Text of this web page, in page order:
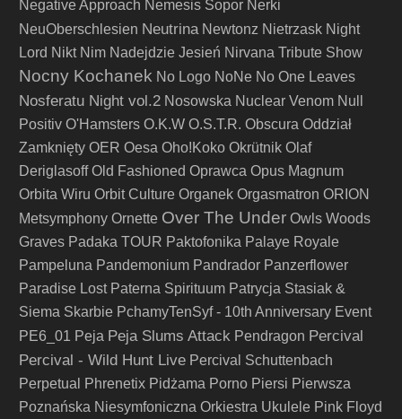
Negative Approach Nemesis Sopor Nerki
NeuOberschlesien Neutrina Newtonz Nietrzask Night
Lord Nikt Nim Nadejdzie Jesień Nirvana Tribute Show
Nocny Kochanek No Logo NoNe No One Leaves
Nosferatu Night vol.2 Nosowska Nuclear Venom Null
Positiv O'Hamsters O.K.W O.S.T.R. Obscura Oddział
Zamknięty OER Oesa Oho!Koko Okrütnik Olaf
Deriglasoff Old Fashioned Oprawca Opus Magnum
Orbita Wiru Orbit Culture Organek Orgasmatron ORION
Metsymphony Ornette Over The Under Owls Woods
Graves Padaka TOUR Paktofonika Palaye Royale
Pampeluna Pandemonium Pandrador Panzerflower
Paradise Lost Paterna Spirituum Patrycja Stasiak &
Siema Skarbie PchamyTenSyf - 10th Anniversary Event
PE6_01 Peja Peja Slums Attack Pendragon Percival
Percival - Wild Hunt Live Percival Schuttenbach
Perpetual
Phrenetix Pidżama Porno Piersi Pierwsza
Poznańska Niesymfoniczna Orkiestra Ukulele Pink Floyd